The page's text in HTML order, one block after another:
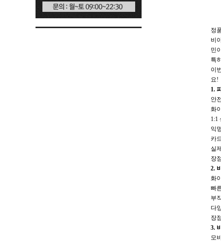
정
비
민
특
이
요!
1.
안
화
1:1
익
카
실
장
2.
화
빠
부
다
장
3.
모